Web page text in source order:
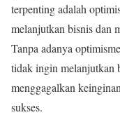
terpenting adalah
melanjutkan bisnis dan
Tanpa adanya
tidak ingin melanjutkan
menggagalkan
sukses.